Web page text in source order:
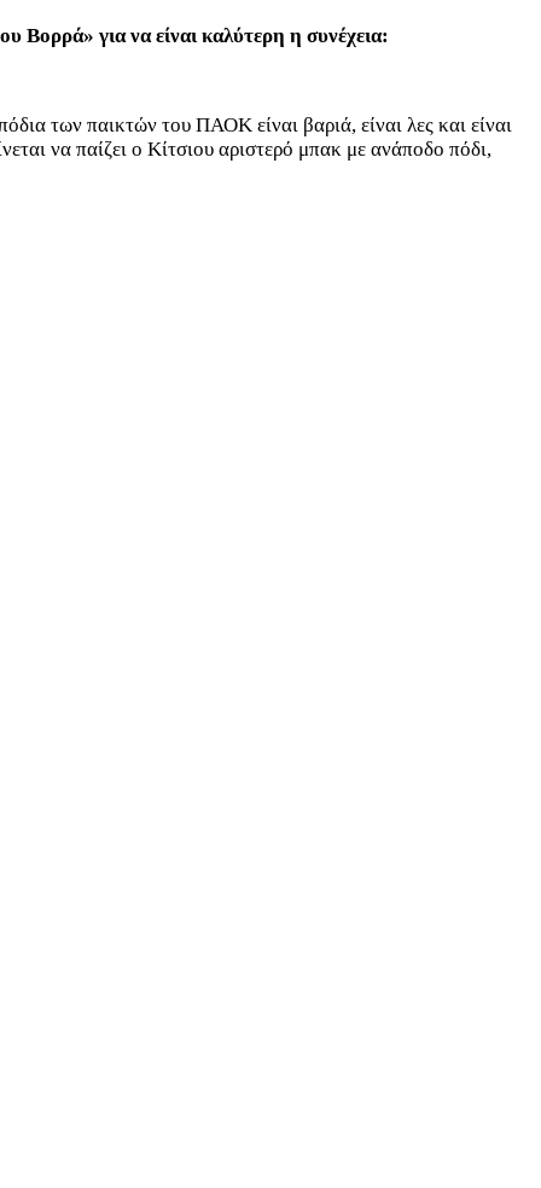
Βορρά» για να είναι καλύτερη η συνέχεια:
των παικτών του ΠΑΟΚ είναι βαριά, είναι λες και είναι
να παίζει ο Κίτσιου αριστερό μπακ με ανάποδο πόδι,